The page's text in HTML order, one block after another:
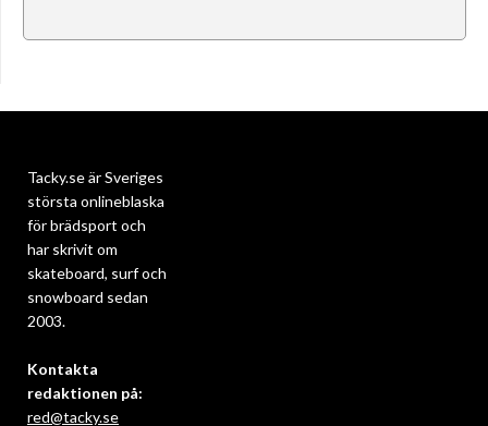
Tacky.se är Sveriges
största onlineblaska
för brädsport och
har skrivit om
skateboard, surf och
snowboard sedan
2003.
Kontakta
redaktionen på:
red@tacky.se